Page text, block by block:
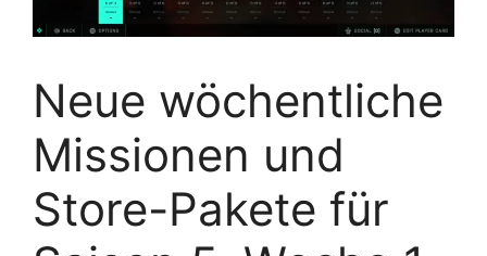
Neue wöchentliche
Missionen und
Store-Pakete für